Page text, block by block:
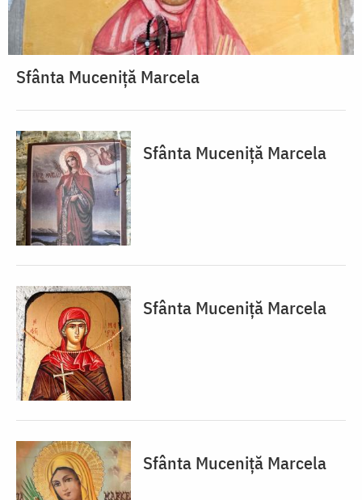
Sfânta Muceniță Marcela
Sfânta Muceniță Marcela
Sfânta Muceniță Marcela
Sfânta Muceniță Marcela